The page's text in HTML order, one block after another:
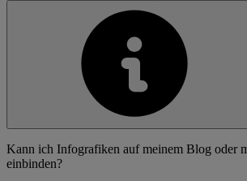
Kann ich Infografiken auf meinem Blog oder
einbinden?